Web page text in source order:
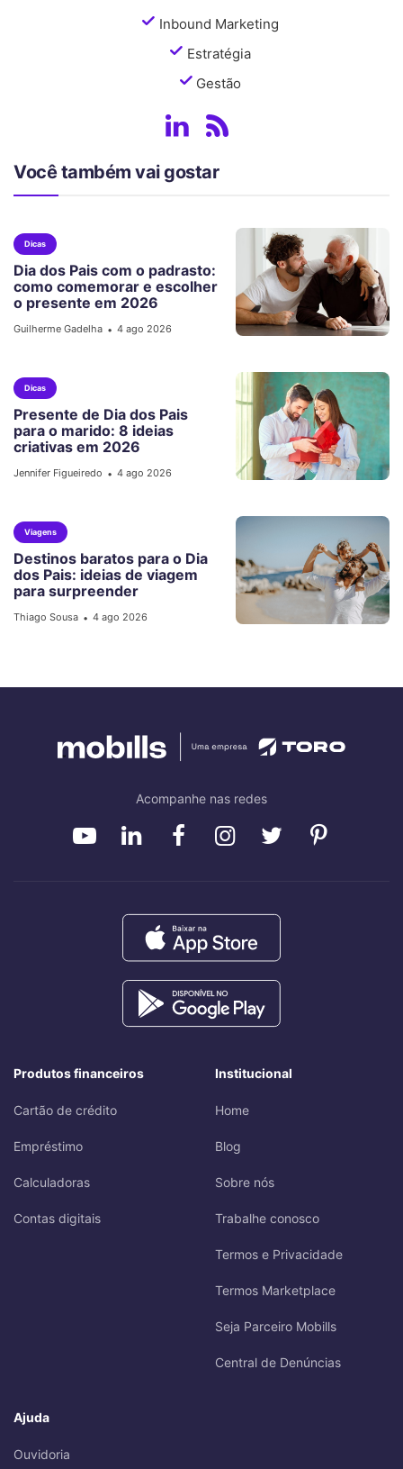
Inbound Marketing
Estratégia
Gestão
Você também vai gostar
Dicas
Dia dos Pais com o padrasto:
como comemorar e escolher
o presente em 2026
Guilherme Gadelha • 4 ago 2026
Dicas
Presente de Dia dos Pais
para o marido: 8 ideias
criativas em 2026
Jennifer Figueiredo • 4 ago 2026
Viagens
Destinos baratos para o Dia
dos Pais: ideias de viagem
para surpreender
Thiago Sousa • 4 ago 2026
Acompanhe nas redes
Produtos financeiros
Cartão de crédito
Empréstimo
Calculadoras
Contas digitais
Institucional
Home
Blog
Sobre nós
Trabalhe conosco
Termos e Privacidade
Termos Marketplace
Seja Parceiro Mobills
Central de Denúncias
Ajuda
Ouvidoria